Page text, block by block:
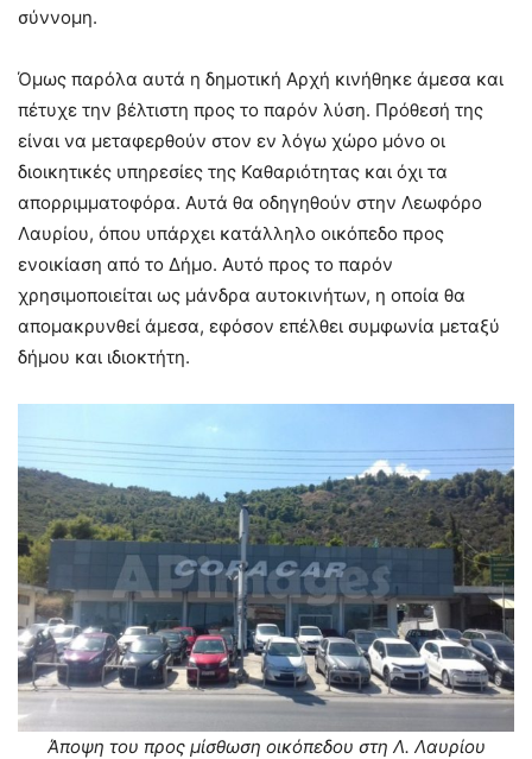
σύννομη.
Όμως παρόλα αυτά η δημοτική Αρχή κινήθηκε άμεσα και
πέτυχε την βέλτιστη προς το παρόν λύση. Πρόθεσή της
είναι να μεταφερθούν στον εν λόγω χώρο μόνο οι
διοικητικές υπηρεσίες της Καθαριότητας και όχι τα
απορριμματοφόρα. Αυτά θα οδηγηθούν στην Λεωφόρο
Λαυρίου, όπου υπάρχει κατάλληλο οικόπεδο προς
ενοικίαση από το Δήμο. Αυτό προς το παρόν
χρησιμοποιείται ως μάνδρα αυτοκινήτων, η οποία θα
απομακρυνθεί άμεσα, εφόσον επέλθει συμφωνία μεταξύ
δήμου και ιδιοκτήτη.
Άποψη του προς μίσθωση οικόπεδου στη Λ. Λαυρίου